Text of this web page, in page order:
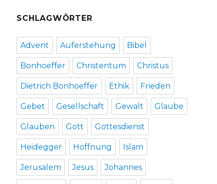
SCHLAGWÖRTER
Advent Auferstehung Bibel
Bonhoeffer Christentum Christus
Dietrich Bonhoeffer Ethik Frieden
Gebet Gesellschaft Gewalt Glaube
Glauben Gott Gottesdienst
Heidegger Hoffnung Islam
Jerusalem Jesus Johannes